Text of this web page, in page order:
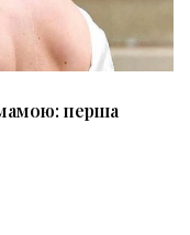
перша